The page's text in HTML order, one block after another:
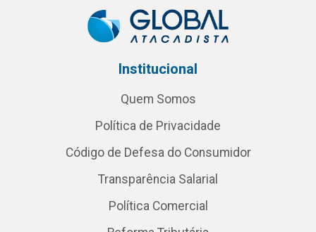
Institucional
Quem Somos
Política de Privacidade
Código de Defesa do Consumidor
Transparência Salarial
Política Comercial